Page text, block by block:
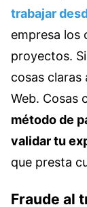
trabajar
empresa los
proyectos.
cosas claras
Web. Cosas
método de
validar tu
que presta
Fraude al